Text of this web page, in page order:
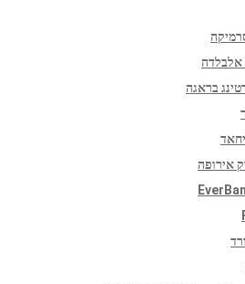
אלבלדה
בראגה
אירופה